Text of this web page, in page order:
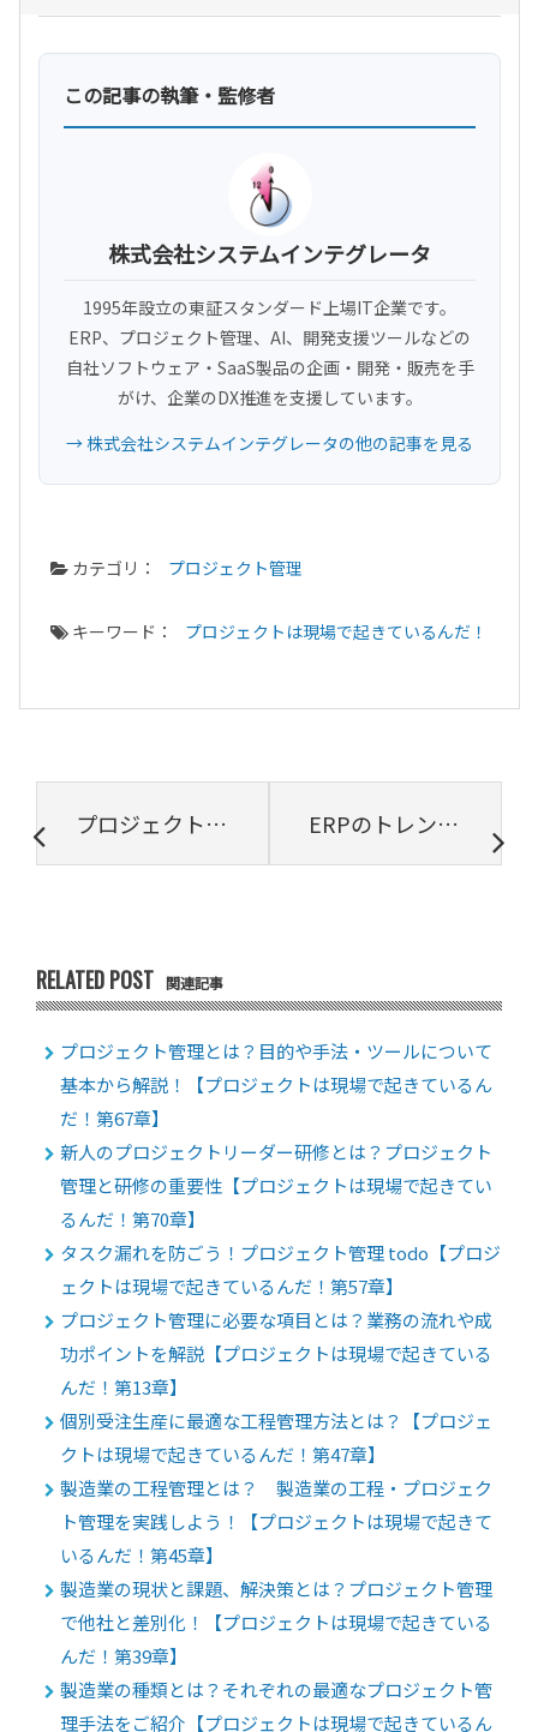
この記事の執筆・監修者
株式会社システムインテグレータ
1995年設立の東証スタンダード上場IT企業です。
ERP、プロジェクト管理、AI、開発支援ツールなどの
自社ソフトウェア・SaaS製品の企画・開発・販売を手
がけ、企業のDX推進を支援しています。
→ 株式会社システムインテグレータの他の記事を見る
カテゴリ： プロジェクト管理
キーワード： プロジェクトは現場で起きているんだ！
プロジェクト管理とは？ 情報システム部のプロジェクトマネジメント【プロジェクトは現場で起きているんだ！第7章】 ERPのトレンド：クラウドERPに移行するべきか？
RELATED POST 関連記事
プロジェクト管理とは？目的や手法・ツールについて
基本から解説！【プロジェクトは現場で起きているん
だ！第67章】
新人のプロジェクトリーダー研修とは？プロジェクト
管理と研修の重要性【プロジェクトは現場で起きてい
るんだ！第70章】
タスク漏れを防ごう！プロジェクト管理 todo【プロジ
ェクトは現場で起きているんだ！第57章】
プロジェクト管理に必要な項目とは？業務の流れや成
功ポイントを解説【プロジェクトは現場で起きている
んだ！第13章】
個別受注生産に最適な工程管理方法とは？【プロジェ
クトは現場で起きているんだ！第47章】
製造業の工程管理とは？ 製造業の工程・プロジェク
ト管理を実践しよう！【プロジェクトは現場で起きて
いるんだ！第45章】
製造業の現状と課題、解決策とは？プロジェクト管理
で他社と差別化！【プロジェクトは現場で起きている
んだ！第39章】
製造業の種類とは？それぞれの最適なプロジェクト管
理手法をご紹介【プロジェクトは現場で起きているん